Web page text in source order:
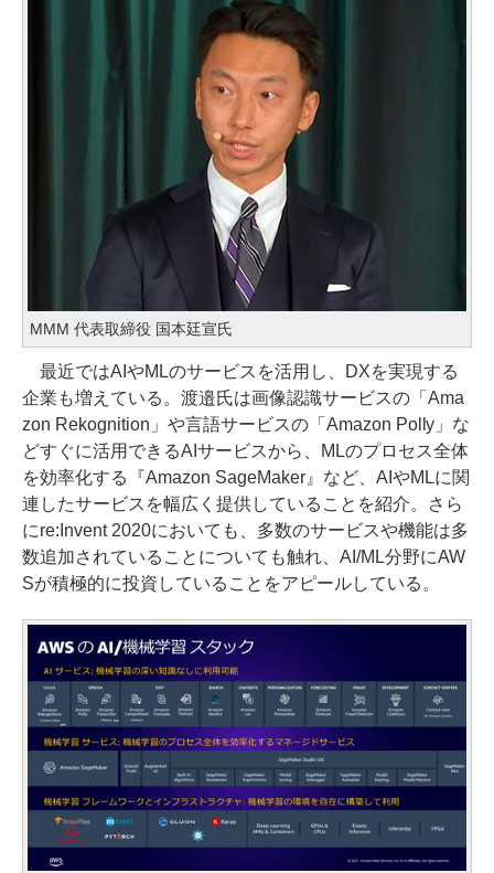
MMM 代表取締役 国本廷宣氏
最近ではAIやMLのサービスを活用し、DXを実現する
企業も増えている。渡邉氏は画像認識サービスの「Ama
zon Rekognition」や言語サービスの「Amazon Polly」な
どすぐに活用できるAIサービスから、MLのプロセス全体
を効率化する『Amazon SageMaker』など、AIやMLに関
連したサービスを幅広く提供していることを紹介。さら
にre:Invent 2020においても、多数のサービスや機能は多
数追加されていることについても触れ、AI/ML分野にAW
Sが積極的に投資していることをアピールしている。